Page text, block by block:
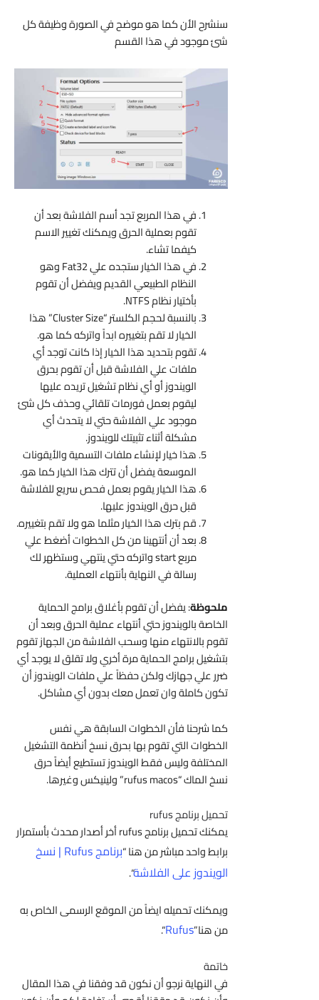
سنشرح الأن كما هو موضح في الصورة وظيفة كل
شئ موجود في هذا القسم
في هذا المربع تجد أسم الفلاشة بعد أن
تقوم بعملية الحرق ويمكنك تغيير الاسم
كيفما تشاء.
في هذا الخيار ستجده علي Fat32 وهو
النظام الطبيعي القديم ويفضل أن تقوم
بأختيار نظام NTFS.
بالنسبة لحجم الكلستر “Cluster Size” هذا
الخيار لا تقم بتغييره ابداً واتركه كما هو.
تقوم بتحديد هذا الخيار إذا كانت توجد أي
ملفات علي الفلاشة قبل أن تقوم بحرق
الويندوز أو أي نظام تشغيل تريده عليها
ليقوم بعمل فورمات تلقائي وحذف كل شئ
موجود علي الفلاشة حتي لا يتحدث أي
مشكلة أثناء تثبيتك للويندوز.
هذا خيار لإنشاء ملفات التسمية والأيقونات
الموسعة يفضل أن تترك هذا الخيار كما هو.
هذا الخيار يقوم بعمل فحص سريع للفلاشة
قبل حرق الويندوز عليها.
قم بترك هذا الخيار مثلما هو ولا تقم بتغييره.
بعد أن أنتهينا من كل الخطوات أضغط علي
مربع start واتركه حتي ينتهي وستظهر لك
رسالة في النهاية بأنتهاء العملية.
ملحوظة: يفضل أن تقوم بأغلاق برامج الحماية
الخاصة بالويندوز حتي أنتهاء عملية الحرق وبعد أن
تقوم بالانتهاء منها وسحب الفلاشة من الجهاز تقوم
بتشغيل برامج الحماية مرة أخري ولا تقلق لا يوجد أي
ضرر علي جهازك ولكن حفظاً علي ملفات الويندوز أن
تكون كاملة وان تعمل معك بدون أي مشاكل.
كما شرحنا فأن الخطوات السابقة هي نفس
الخطوات التي تقوم بها بحرق نسخ أنظمة التشغيل
المختلفة وليس فقط الويندوز تستطيع أيضاً حرق
نسخ الماك “rufus macos” ولينيكس وغيرها.
تحميل برنامج rufus
يمكنك تحميل برنامج rufus أخر أصدار محدث بأستمرار
برابط واحد مباشر من هنا “
برنامج Rufus | نسخ
الويندوز على الفلاشة“.
ويمكنك تحميله ايضاً من الموقع الرسمى الخاص به
من هنا”Rufus
“.
خاتمة
في النهاية نرجو أن نكون قد وفقنا في هذا المقال